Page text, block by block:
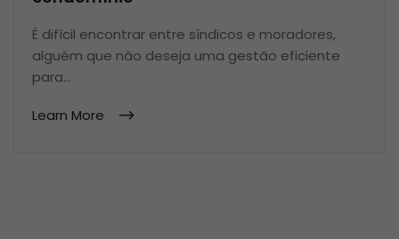
É difícil encontrar entre síndicos e moradores,
alguém que não deseja uma gestão eficiente
para…
Learn More